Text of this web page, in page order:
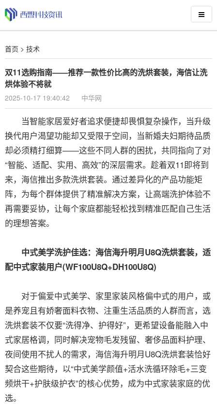
首页 > 技术
双11选购指南——推荐一款性价比高的洗烘套装，海信让洗
烘体验不将就
2025-10-17 19:40:42 中华网
当智能家居爱好者追求便捷却畏惧复杂操作，当升级
换代用户渴望功能却又受限于空间，当新婚夫妇期待品质
却必须精打细算——这些不同人群的困扰，共同指向了对
“智能、适配、实用、高效”的深层需求。趁着双11即将到
来，海信推出多款洗烘套装。通过差异化的产品功能矩
阵，为每个群体提供了精准解决方案，让高端洗护体验不
再需要妥协，让每个家庭都能轻松找到精准匹配自己生活
的理想答案。
中式美学洗护佳选：海信海升明月U8Q洗烘套装，适
配中式家装用户(WF100U8Q+DH100U8Q)
对于偏爱中式美学、家里家装风格偏中式的用户，或
是养宠且有娇奢面料衣物、注重生活品质的人群而言，选
洗烘套装不仅要“洗得净、护得好”，更希望设备能融入中
式家居格调，同时解决宠物毛发残留、奢侈品面料护理、
夜间使用不扰人的需求，海信海升明月U8Q洗烘套装恰好
契合这些期待，以“中式美学颜值+活水洗循环除毛+三变
频烘干+护肤级护衣”的核心优势，成为中式家装家庭的优
选。